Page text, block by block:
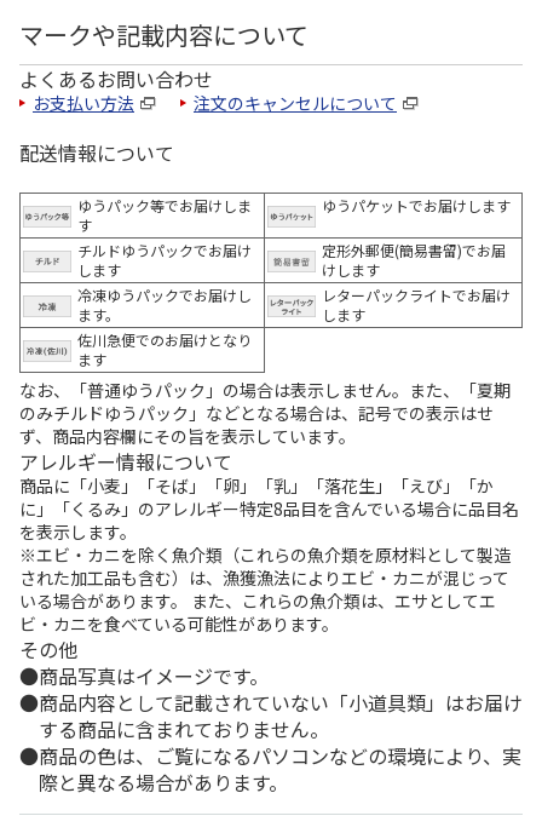
マークや記載内容について
よくあるお問い合わせ
お支払い方法 注文のキャンセルについて
配送情報について
ゆうパック等でお届けしま
す
ゆうパケットでお届けします
チルドゆうパックでお届け
します
定形外郵便(簡易書留)でお届
けします
冷凍ゆうパックでお届けし
ます。
レターパックライトでお届け
します
佐川急便でのお届けとなり
ます
なお、「普通ゆうパック」の場合は表示しません。また、「夏期
のみチルドゆうパック」などとなる場合は、記号での表示はせ
ず、商品内容欄にその旨を表示しています。
アレルギー情報について
商品に「小麦」「そば」「卵」「乳」「落花生」「えび」「か
に」「くるみ」のアレルギー特定8品目を含んでいる場合に品目名
を表示します。
※エビ・カニを除く魚介類（これらの魚介類を原材料として製造
された加工品も含む）は、漁獲漁法によりエビ・カニが混じって
いる場合があります。 また、これらの魚介類は、エサとしてエ
ビ・カニを食べている可能性があります。
その他
商品写真はイメージです。
商品内容として記載されていない「小道具類」はお届け
する商品に含まれておりません。
商品の色は、ご覧になるパソコンなどの環境により、実
際と異なる場合があります。